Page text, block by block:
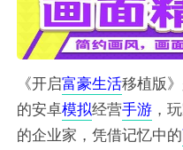
《开启富豪生活移植版
的安卓模拟经营手游，
的企业家，凭借记忆中的